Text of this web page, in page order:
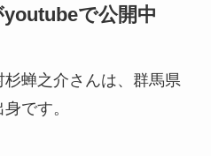
で公開中
蝉之介さんは、群馬県
です。